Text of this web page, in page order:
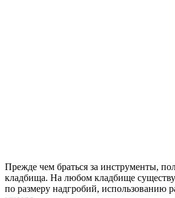
Прежде чем браться за инструменты,
кладбища. На любом кладбище
по размеру надгробий, использованию